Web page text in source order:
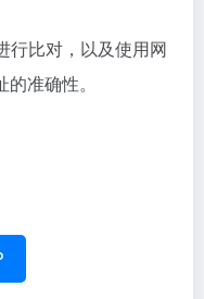
行比对，以及使用网
准确性。